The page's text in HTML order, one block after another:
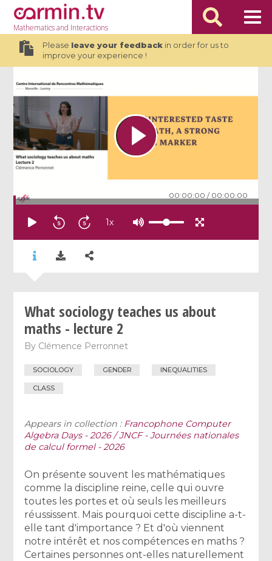
Mathematicsand Interactions
Please leave your feedbackin order for us to
improve your experience !
00:00:00 / 00:00:00
1x
What sociology teaches us about
maths - lecture 2
By Clémence Perronnet
SOCIOLOGY GENDER INEQUALITIES
CLASS
Appears in collection : Francophone Computer
Algebra Days - 2026 / JNCF - Journées nationales
de calcul formel - 2026
On présente souvent les mathématiques
comme la discipline reine, celle qui ouvre
toutes les portes et où seuls les meilleurs
réussissent. Mais pourquoi cette discipline a-t-
elle tant d'importance ? Et d'où viennent
notre intérêt et nos compétences en maths ?
Certaines personnes ont-elles naturellement